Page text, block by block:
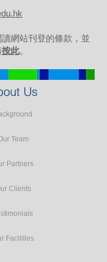
網站刊登的條款，並
按此。
Us
Team
Partners
Clients
Facilities